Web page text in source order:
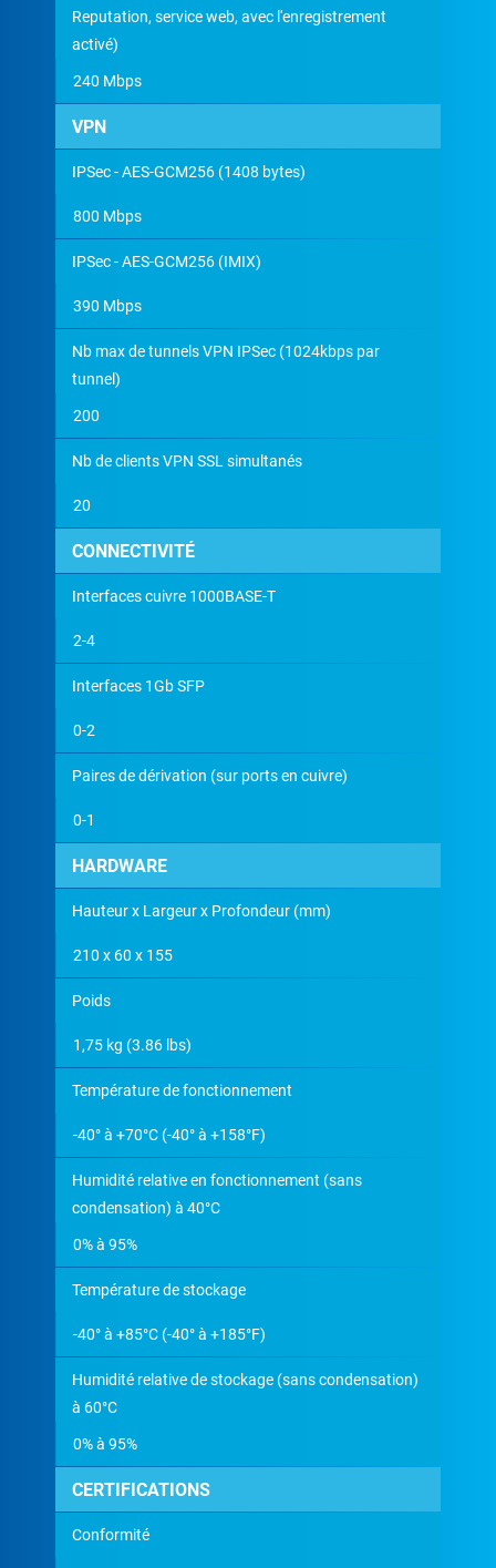
Reputation, service web, avec l'enregistrement
activé)
240 Mbps
VPN
IPSec - AES-GCM256 (1408 bytes)
800 Mbps
IPSec - AES-GCM256 (IMIX)
390 Mbps
Nb max de tunnels VPN IPSec (1024kbps par
tunnel)
200
Nb de clients VPN SSL simultanés
20
CONNECTIVITÉ
Interfaces cuivre 1000BASE-T
2-4
Interfaces 1Gb SFP
0-2
Paires de dérivation (sur ports en cuivre)
0-1
HARDWARE
Hauteur x Largeur x Profondeur (mm)
210 x 60 x 155
Poids
1,75 kg (3.86 lbs)
Température de fonctionnement
-40° à +70°C (-40° à +158°F)
Humidité relative en fonctionnement (sans
condensation) à 40°C
0% à 95%
Température de stockage
-40° à +85°C (-40° à +185°F)
Humidité relative de stockage (sans condensation)
à 60°C
0% à 95%
CERTIFICATIONS
Conformité